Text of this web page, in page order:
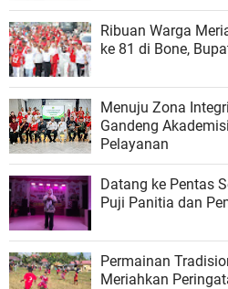
Ribuan Warga
ke 81 di Bone,
Menuju Zona
Gandeng
Pelayanan
Datang ke Pentas
Puji Panitia dan
Permainan
Meriahkan